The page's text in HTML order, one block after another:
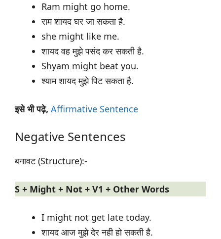
Ram might go home.
राम शायद घर जा सकता है.
she might like me.
शायद वह मुझे पसंद कर सकती है.
Shyam might beat you.
श्याम शायद मुझे पिट सकता है.
इसे भी पढ़े, Affirmative Sentence
Negative Sentences
बनावट (Structure):-
S + Might + Not + V1 + Other Words
I might not get late today.
शायद आज मुझे देर नही हो सकती है.